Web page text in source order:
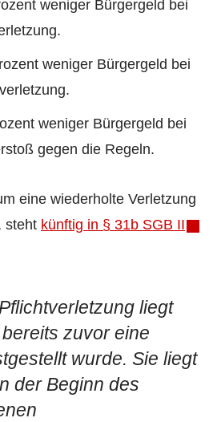
weniger Bürgergeld bei
weniger Bürgergeld bei
weniger Bürgergeld bei
gegen die Regeln.
eine wiederholte Verletzung
steht künftig in § 31b SGB II
liegt
zuvor eine
wurde. Sie liegt
der Beginn des